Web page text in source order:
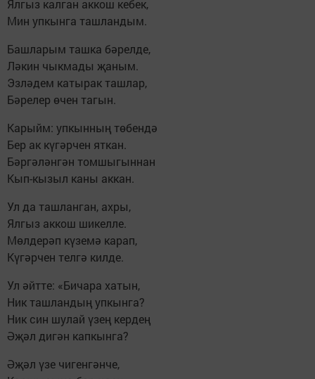
Ялгыз калган аккош кебек,
Мин упкынга ташландым.
Башларым ташка бәрелде,
Ләкин чыкмады җаным.
Эзләдем катырак ташлар,
Бәрелер өчен тагын.
Карыйм: упкынның төбендә
Бер ак күгәрчен яткан.
Бәргәләнгән томшыгыннан
Кып-кызыл каны аккан.
Ул да ташланган, ахры,
Ялгыз аккош шикелле.
Мөлдерәп күземә карап,
Күгәрчен телгә килде.
Ул әйтте: «Бичара хатын,
Ник ташландың упкынга?
Ник син шулай үзең кердең
Әҗәл дигән капкынга?
Әҗәл үзе чигенгәнче,